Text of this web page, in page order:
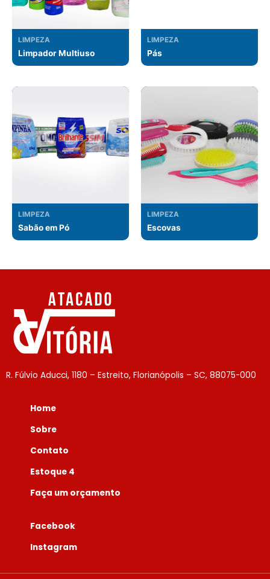
LIMPEZA
Limpador Multiuso
LIMPEZA
Pás
LIMPEZA
Sabão em Pó
LIMPEZA
Escovas
R. Fúlvio Aducci, 1180 – Estreito, Florianópolis – SC, 88075-000
Home
Sobre
Contato
Estoque 4
Faça um orçamento
Facebook
Instagram